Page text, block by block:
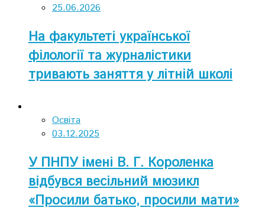
25.06.2026
На факультеті української
філології та журналістики
тривають заняття у літній школі
громад
Освіта
03.12.2025
У ПНПУ імені В. Г. Короленка
відбувся весільний мюзикл
«Просили батько, просили мати»